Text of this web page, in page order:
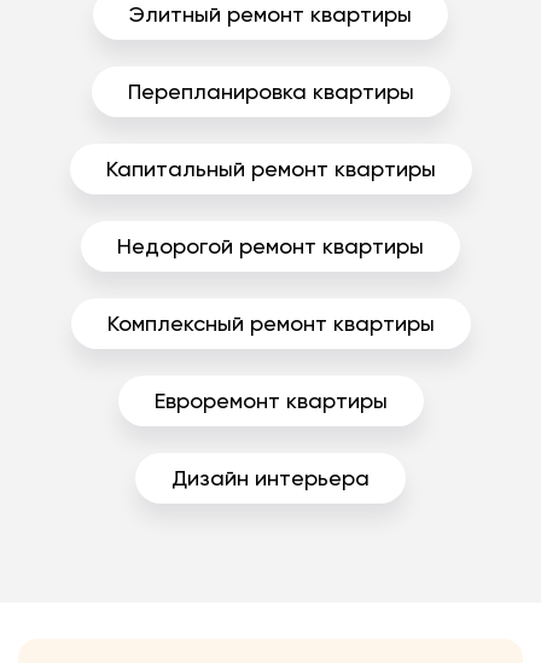
Элитный ремонт квартиры
Перепланировка квартиры
Капитальный ремонт квартиры
Недорогой ремонт квартиры
Комплексный ремонт квартиры
Евроремонт квартиры
Дизайн интерьера